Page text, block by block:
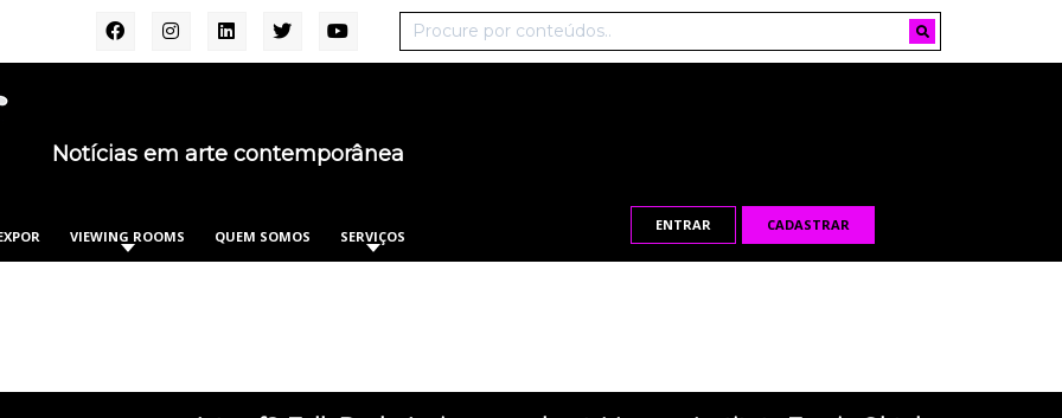
Notícias em arte contemporânea
VIEWING ROOMS QUEM SOMOS SERVIÇOS
ENTRAR CADASTRAR